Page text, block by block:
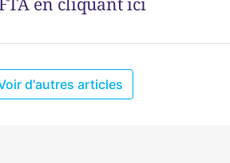
d'autres articles